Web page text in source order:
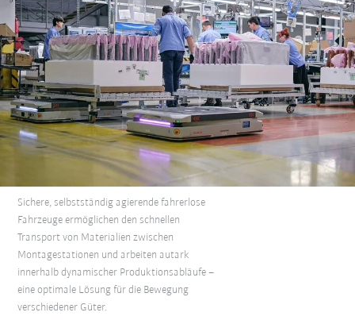
Sichere, selbstständig agierende fahrerlose
Fahrzeuge ermöglichen den schnellen
Transport von Materialien zwischen
Montagestationen und arbeiten autark
innerhalb dynamischer Produktionsabläufe –
eine optimale Lösung für die Bewegung
verschiedener Güter.